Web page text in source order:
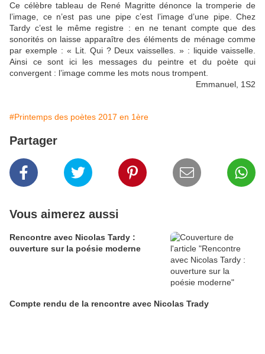
Ce célèbre tableau de René Magritte dénonce la tromperie de
l’image, ce n’est pas une pipe c’est l’image d’une pipe. Chez
Tardy c’est le même registre : en ne tenant compte que des
sonorités on laisse apparaître des éléments de ménage comme
par exemple : « Lit. Qui ? Deux vaisselles. » : liquide vaisselle.
Ainsi ce sont ici les messages du peintre et du poète qui
convergent : l’image comme les mots nous trompent.
Emmanuel, 1S2
#Printemps des poètes 2017 en 1ère
Partager
Vous aimerez aussi
Rencontre avec Nicolas Tardy :
ouverture sur la poésie moderne
Compte rendu de la rencontre avec Nicolas Trady